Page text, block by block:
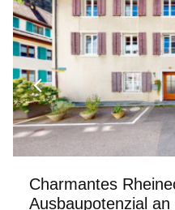
Charmantes
Ausbaupotenzial